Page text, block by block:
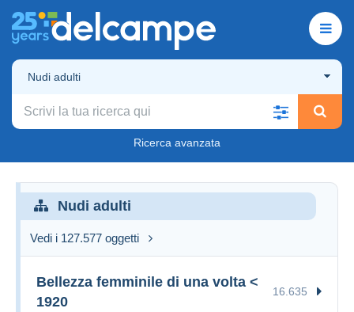
Nudi adulti
Ricerca avanzata
Nudi adulti
Vedi i 127.577 oggetti
Bellezza femminile di una volta <
1920
16.635